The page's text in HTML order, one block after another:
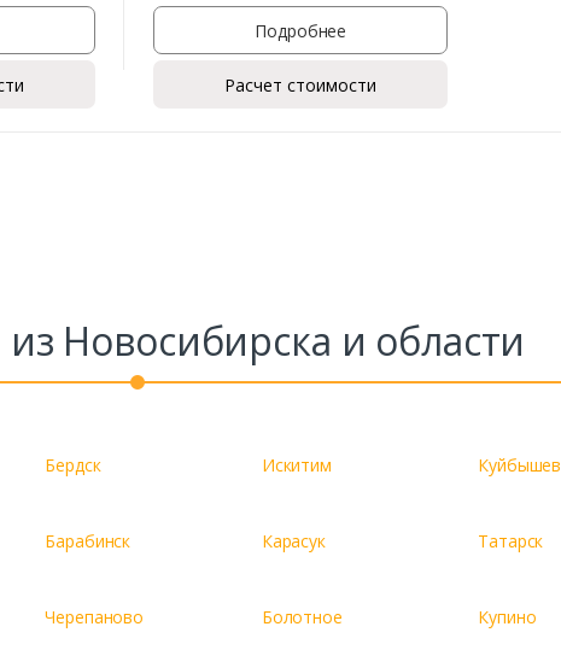
Подробнее
Расчет стоимости
Новосибирска и области
Бердск Искитим Куйбышев
Барабинск Карасук Татарск
Черепаново Болотное Купино